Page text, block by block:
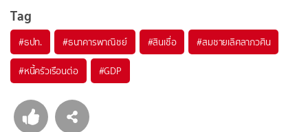
Tag
#ธปท. #ธนาคารพาณิชย์ #สินเชื่อ #สมชายเลิศลาภวศิน
#หนี้ครัวเรือนต่อ #GDP